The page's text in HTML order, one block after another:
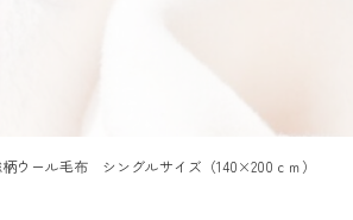
ウール毛布 シングルサイズ（140×200ｃｍ）